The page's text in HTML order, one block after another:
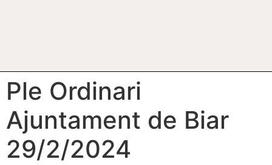
Ple Ordinari
Ajuntament de Biar
29/2/2024